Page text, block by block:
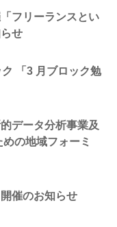
フリーランスとい
せ
「3 月ブロック勉
データ分析事業及
の地域フォーミ
催のお知らせ